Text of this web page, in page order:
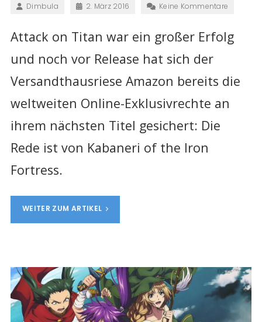
Dimbula 2. März 2016 Keine Kommentare
Attack on Titan war ein großer Erfolg
und noch vor Release hat sich der
Versandthausriese Amazon bereits die
weltweiten Online-Exklusivrechte an
ihrem nächsten Titel gesichert: Die
Rede ist von Kabaneri of the Iron
Fortress.
WEITER ZUM ARTIKEL